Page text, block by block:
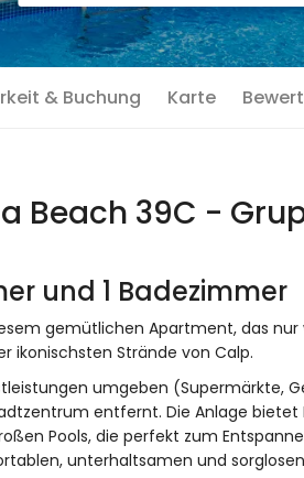
& Buchung Karte
Beach 39C -
und 1 Badezimmer
gemütlichen Apartment, das
ikonischsten Strände von Calp.
umgeben (Supermärkte,
entfernt. Die Anlage bietet
Pools, die perfekt zum
unterhaltsamen und